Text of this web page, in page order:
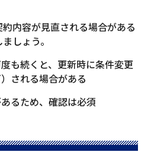
内容が見直される場合がある
しょう。
も続くと、更新時に条件変更
される場合がある
るため、確認は必須